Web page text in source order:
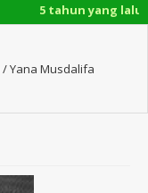
5 tahun yang lalu/
/Yana Musdalifa